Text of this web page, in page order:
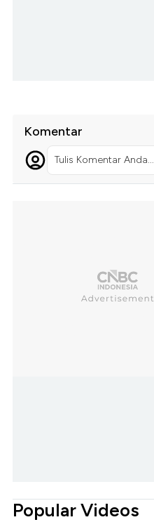
Komentar
Tulis Komentar Anda...
Popular Videos